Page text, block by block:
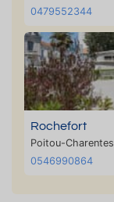
0479552344
Rochefort
Poitou-Charentes
0546990864